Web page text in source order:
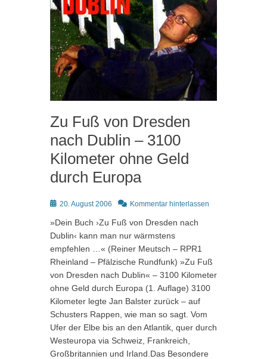
Zu Fuß von Dresden
nach Dublin – 3100
Kilometer ohne Geld
durch Europa
Posted
20. August 2006 Kommentar hinterlassen
»Dein Buch ›Zu Fuß von Dresden nach
Dublin‹ kann man nur wärmstens
empfehlen …« (Reiner Meutsch – RPR1
Rheinland – Pfälzische Rundfunk) »Zu Fuß
von Dresden nach Dublin« – 3100 Kilometer
ohne Geld durch Europa (1. Auflage) 3100
Kilometer legte Jan Balster zurück – auf
Schusters Rappen, wie man so sagt. Vom
Ufer der Elbe bis an den Atlantik, quer durch
Westeuropa via Schweiz, Frankreich,
Großbritannien und Irland.Das Besondere